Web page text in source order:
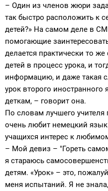
– Один из членов жюри
так быстро расположить к
детей?» На самом деле в
помогающие
делается практически то
детей в процесс урока, и
информацию, и даже такая
урок второго
деткам, – говорит она.
По словам лучшего
очень любит немецкий
учащихся интерес к
– Мой девиз – "Гореть
я стараюсь
детям. «Урок» – это,
меня испытаний. Я не